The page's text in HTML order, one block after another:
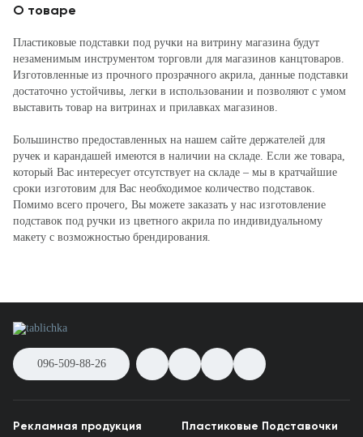
О товаре
Пластиковые подставки под ручки на витрину магазина будут
незаменимым инструментом торговли для магазинов канцтоваров.
Изготовленные из прочного прозрачного акрила, данные подставки
достаточно устойчивы, легки в использовании и позволяют с умом
выставить товар на витринах и прилавках магазинов.
Большинство предоставленных на нашем сайте держателей для
ручек и карандашей имеются в наличии на складе. Если же товара,
который Вас интересует отсутствует на складе – мы в кратчайшие
сроки изготовим для Вас необходимое количество подставок.
Помимо всего прочего, Вы можете заказать у нас изготовление
подставок под ручки из цветного акрила по индивидуальному
макету с возможностью брендирования.
096-509-88-26
Рекламная продукция Пластиковые Подставочки